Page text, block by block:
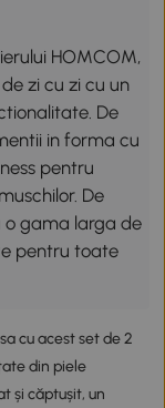
HOMCOM,
zi cu zi cu un
De
in forma cu
pentru
De
o gama larga de
pentru toate
cu acest set de 2
din piele
și căptușit, un